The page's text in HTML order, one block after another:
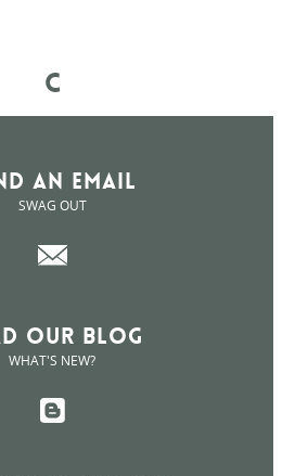
C
an Email
SWAG OUT
Our Blog
WHAT'S NEW?